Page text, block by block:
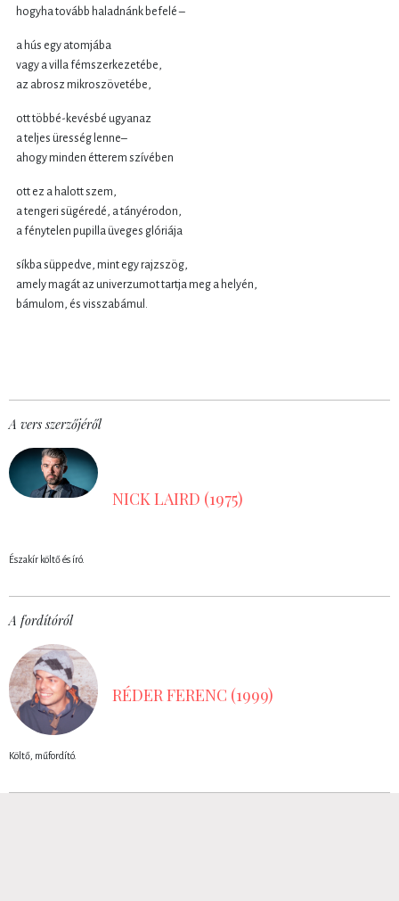
hogyha tovább haladnánk befelé –
a hús egy atomjába
vagy a villa fémszerkezetébe,
az abrosz mikroszövetébe,
ott többé-kevésbé ugyanaz
a teljes üresség lenne–
ahogy minden étterem szívében
ott ez a halott szem,
a tengeri sügéredé, a tányérodon,
a fénytelen pupilla üveges glóriája
síkba süppedve, mint egy rajzszög,
amely magát az univerzumot tartja meg a helyén,
bámulom, és visszabámul.
A vers szerzőjéről
NICK LAIRD (1975)
Északír költő és író.
A fordítóról
RÉDER FERENC (1999)
Költő, műfordító.